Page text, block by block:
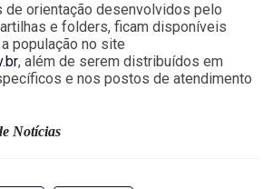
de orientação desenvolvidos pelo
e folders, ficam disponíveis
população no site
, além de serem distribuídos em
e nos postos de atendimento
Notícias